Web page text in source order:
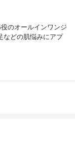
のオールインワンジ
などの肌悩みにアプ